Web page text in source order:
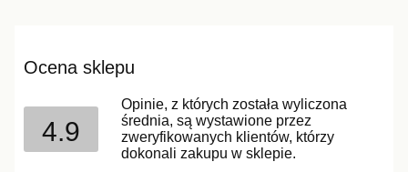
Ocena sklepu
4.9
Opinie, z których została wyliczona
średnia, są wystawione przez
zweryfikowanych klientów, którzy
dokonali zakupu w sklepie.